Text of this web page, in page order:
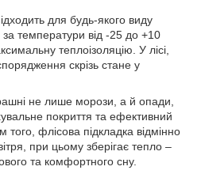
для будь-якого виду
температури від -25 до +10
теплоізоляцію. У лісі,
скрізь стане у
не лише морози, а й опади,
покриття та ефективний
того, флісова підкладка відмінно
при цьому зберігає тепло –
та комфортного сну.